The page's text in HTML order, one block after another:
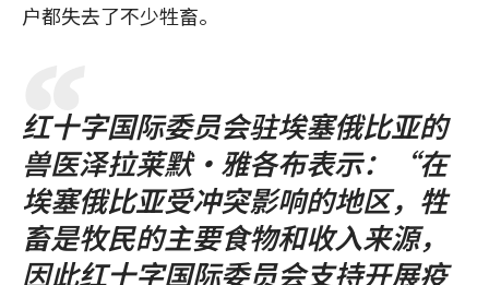
户都失去了不少牲畜。
红十字国际委员会驻埃塞俄比亚的
兽医泽拉莱默·雅各布表示：“在
埃塞俄比亚受冲突影响的地区，牲
畜是牧民的主要食物和收入来源，
因此红十字国际委员会支持开展疫